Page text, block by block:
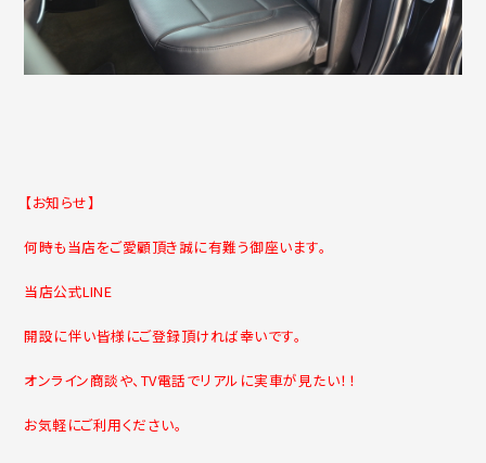
【お知らせ】
何時も当店をご愛顧頂き誠に有難う御座います。
当店公式LINE
開設に伴い皆様にご登録頂ければ幸いです。
オンライン商談や、TV電話でリアルに実車が見たい！！
お気軽にご利用ください。